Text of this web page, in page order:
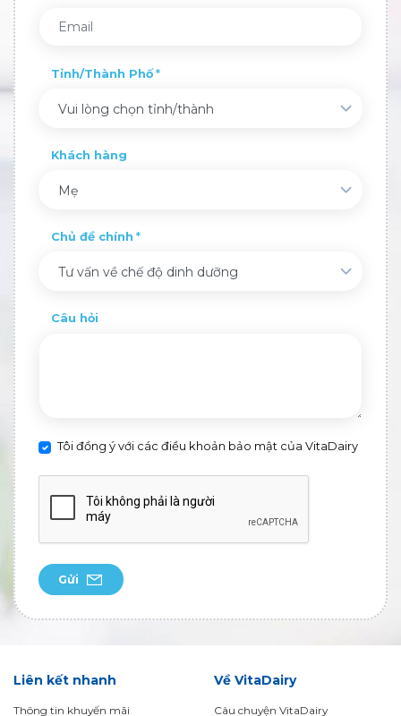
Tỉnh/Thành Phố
Vui lòng chọn tỉnh/thành
Khách hàng
Mẹ
Chủ đề chính
Tư vấn về chế độ dinh dưỡng
Câu hỏi
Tôi đồng ý với các điều khoản bảo mật của VitaDairy
Gửi
Liên kết nhanh
Thông tin khuyến mãi
Về VitaDairy
Câu chuyện VitaDairy